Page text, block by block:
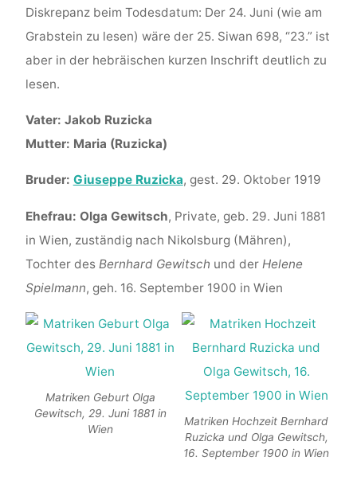
Diskrepanz beim Todesdatum: Der 24. Juni (wie am
Grabstein zu lesen) wäre der 25. Siwan 698, “23.” ist
aber in der hebräischen kurzen Inschrift deutlich zu
lesen.
Vater: Jakob Ruzicka
Mutter: Maria (Ruzicka)
Bruder: Giuseppe Ruzicka, gest. 29. Oktober 1919
Ehefrau: Olga Gewitsch, Private, geb. 29. Juni 1881
in Wien, zuständig nach Nikolsburg (Mähren),
Tochter des Bernhard Gewitsch und der Helene
Spielmann, geh. 16. September 1900 in Wien
Matriken Geburt Olga
Gewitsch, 29. Juni 1881 in
Wien
Matriken Hochzeit Bernhard
Ruzicka und Olga Gewitsch,
16. September 1900 in Wien